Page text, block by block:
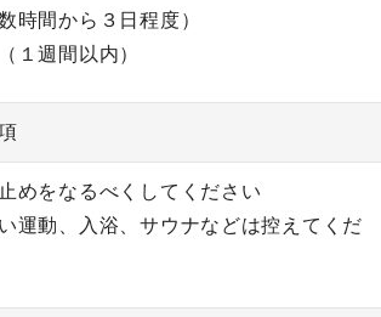
時間から３日程度）
１週間以内）
めをなるべくしてください
運動、入浴、サウナなどは控えてくだ